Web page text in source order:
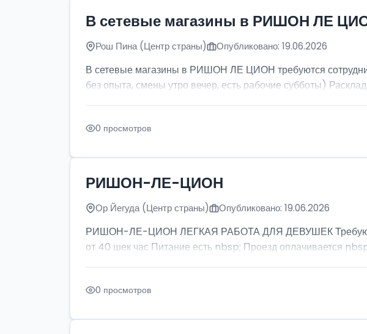
В сетевые магазины в РИШОН ЛЕ
Рош Пина (Центр страны) Опубликовано: 19.06.2026
В сетевые магазины в РИШОН ЛЕ ЦИОН требуются
без опыта, смены утро вечер, есть рабочие субботы)
0 просмотров
РИШОН-ЛЕ-ЦИОН
Ор Йегуда (Центр страны) Опубликовано: 19.06.2026
РИШОН-ЛЕ-ЦИОН ЛЕГКАЯ РАБОТА ДЛЯ ДЕВУШЕК
от 40 шек час Питание есть nbsp; Проезд оплачивается
0 просмотров